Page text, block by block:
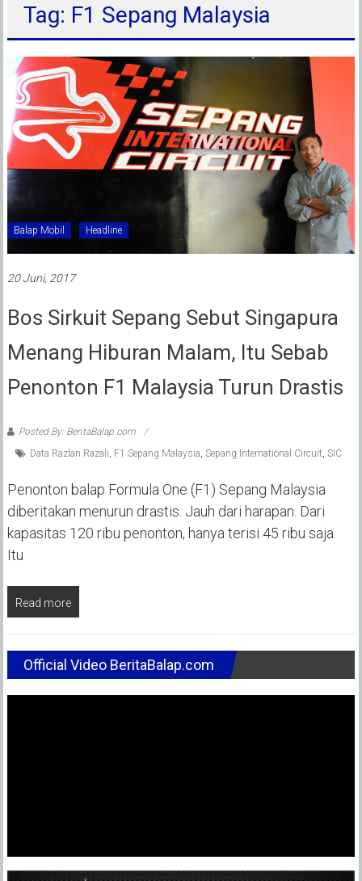
Tag: F1 Sepang Malaysia
Balap Mobil Headline
20 Juni, 2017
Bos Sirkuit Sepang Sebut Singapura
Menang Hiburan Malam, Itu Sebab
Penonton F1 Malaysia Turun Drastis
Posted By: BeritaBalap.com
Data Razlan Razali, F1 Sepang Malaysia, Sepang International Circuit, SIC
Penonton balap Formula One (F1) Sepang Malaysia
diberitakan menurun drastis. Jauh dari harapan. Dari
kapasitas 120 ribu penonton, hanya terisi 45 ribu saja.
Itu
Read more
Official Video BeritaBalap.com